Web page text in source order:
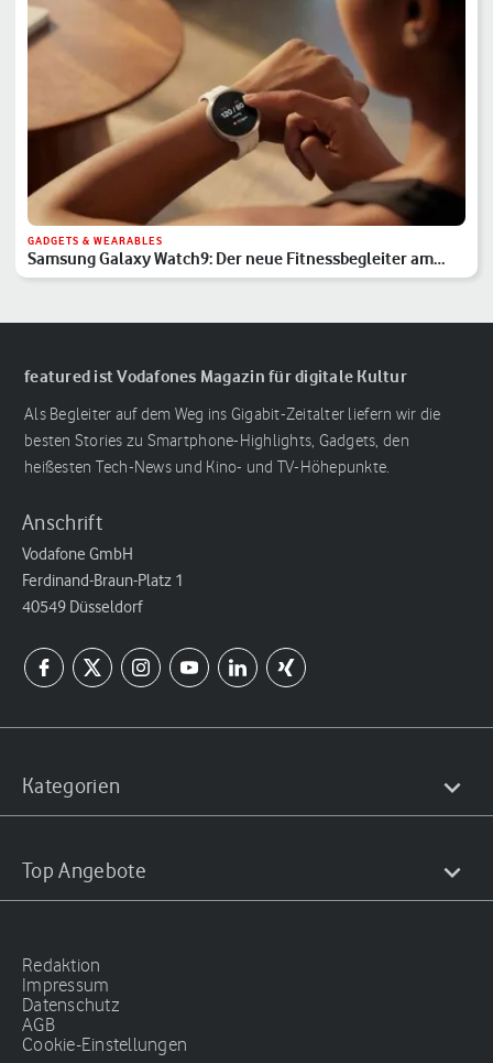
GADGETS & WEARABLES
Samsung Galaxy Watch9: Der neue Fitnessbegleiter am
Handgelenk
featured ist Vodafones Magazin für digitale Kultur
Als Begleiter auf dem Weg ins Gigabit-Zeitalter liefern wir die
besten Stories zu Smartphone-Highlights, Gadgets, den
heißesten Tech-News und Kino- und TV-Höhepunkte.
Anschrift
Vodafone GmbH
Ferdinand-Braun-Platz 1
40549 Düsseldorf
Kategorien
Top Angebote
Redaktion
Impressum
Datenschutz
AGB
Cookie-Einstellungen